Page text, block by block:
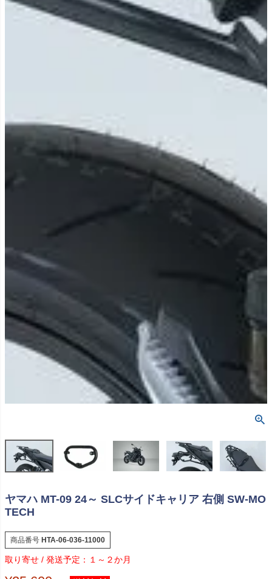
ヤマハ MT-09 24～ SLCサイドキャリア 右側 SW-MO
TECH
商品番号 HTA-06-036-11000
１～２か月